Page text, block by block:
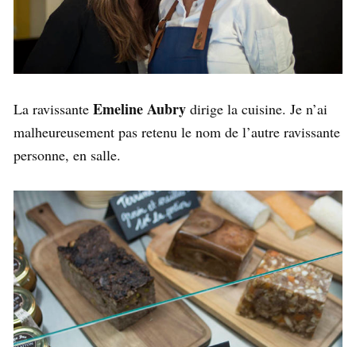
La ravissante Emeline Aubry dirige la cuisine. Je n’ai
malheureusement pas retenu le nom de l’autre ravissante
personne, en salle.